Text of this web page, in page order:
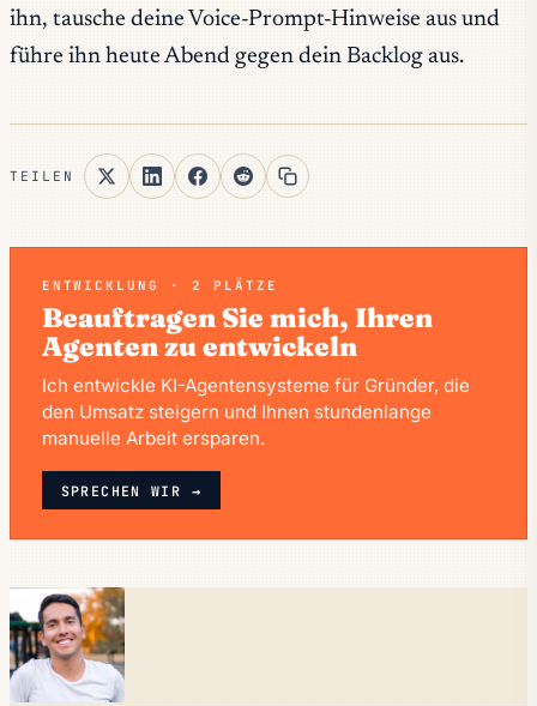
ihn, tausche deine Voice-Prompt-Hinweise aus und
führe ihn heute Abend gegen dein Backlog aus.
TEILEN
ENTWICKLUNG · 2 PLÄTZE
Beauftragen Sie mich, Ihren
Agenten zu entwickeln
Ich entwickle KI-Agentensysteme für Gründer, die
den Umsatz steigern und Ihnen stundenlange
manuelle Arbeit ersparen.
SPRECHEN WIR →